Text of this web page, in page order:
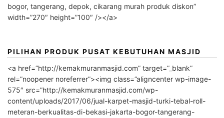
bogor, tangerang, depok, cikarang murah produk diskon”
width=”270″ height=”100″ /></a>
PILIHAN PRODUK PUSAT KEBUTUHAN MASJID
<a href=”http://kemakmuranmasjid.com” target=”_blank”
rel=”noopener noreferrer”><img class=”aligncenter wp-image-
575″ src=”http://kemakmuranmasjid.com/wp-
content/uploads/2017/06/jual-karpet-masjid-turki-tebal-roll-
meteran-berkualitas-di-bekasi-jakarta-bogor-tangerang-